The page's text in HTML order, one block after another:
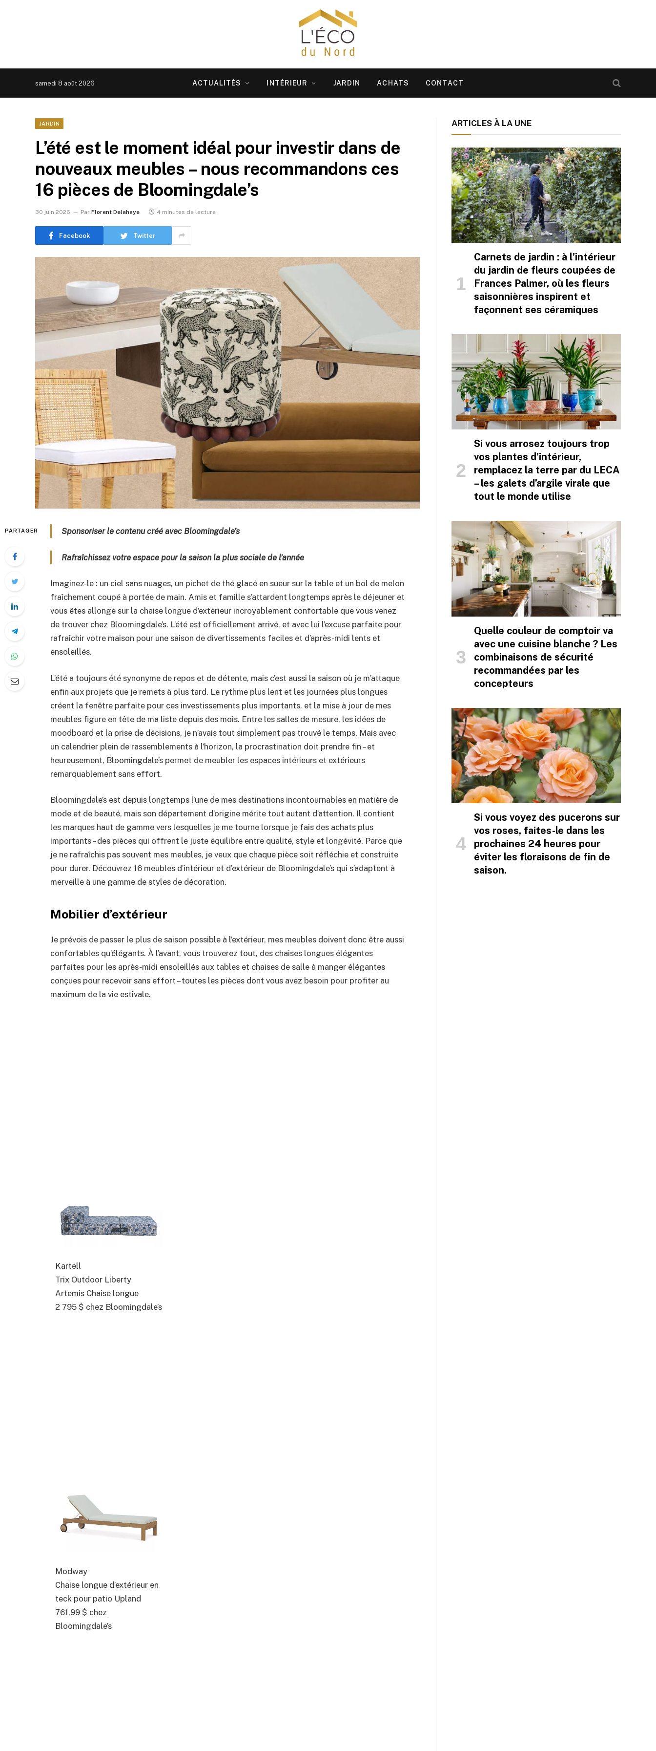
samedi 8 août 2026 ACTUALITÉS INTÉRIEUR JARDIN ACHATS CONTACT
JARDIN
L’été est le moment idéal pour investir dans de
nouveaux meubles – nous recommandons ces
16 pièces de Bloomingdale’s
30 juin 2026 Par Florent Delahaye 4 minutes de lecture
Facebook Twitter
PARTAGER Sponsoriser le contenu créé avec Bloomingdale’s
Rafraîchissez votre espace pour la saison la plus sociale de l’année
Imaginez-le : un ciel sans nuages, un pichet de thé glacé en sueur sur la table et un bol de melon
fraîchement coupé à portée de main. Amis et famille s’attardent longtemps après le déjeuner et
vous êtes allongé sur la chaise longue d’extérieur incroyablement confortable que vous venez
de trouver chez Bloomingdale’s. L’été est officiellement arrivé, et avec lui l’excuse parfaite pour
rafraîchir votre maison pour une saison de divertissements faciles et d’après-midi lents et
ensoleillés.
L’été a toujours été synonyme de repos et de détente, mais c’est aussi la saison où je m’attaque
enfin aux projets que je remets à plus tard. Le rythme plus lent et les journées plus longues
créent la fenêtre parfaite pour ces investissements plus importants, et la mise à jour de mes
meubles figure en tête de ma liste depuis des mois. Entre les salles de mesure, les idées de
moodboard et la prise de décisions, je n’avais tout simplement pas trouvé le temps. Mais avec
un calendrier plein de rassemblements à l’horizon, la procrastination doit prendre fin – et
heureusement, Bloomingdale’s permet de meubler les espaces intérieurs et extérieurs
remarquablement sans effort.
Bloomingdale’s est depuis longtemps l’une de mes destinations incontournables en matière de
mode et de beauté, mais son département d’origine mérite tout autant d’attention. Il contient
les marques haut de gamme vers lesquelles je me tourne lorsque je fais des achats plus
importants – des pièces qui offrent le juste équilibre entre qualité, style et longévité. Parce que
je ne rafraîchis pas souvent mes meubles, je veux que chaque pièce soit réfléchie et construite
pour durer. Découvrez 16 meubles d’intérieur et d’extérieur de Bloomingdale’s qui s’adaptent à
merveille à une gamme de styles de décoration.
Mobilier d’extérieur
Je prévois de passer le plus de saison possible à l’extérieur, mes meubles doivent donc être aussi
confortables qu’élégants. À l’avant, vous trouverez tout, des chaises longues élégantes
parfaites pour les après-midi ensoleillés aux tables et chaises de salle à manger élégantes
conçues pour recevoir sans effort – toutes les pièces dont vous avez besoin pour profiter au
maximum de la vie estivale.
Kartell
Trix Outdoor Liberty
Artemis Chaise longue
2 795 $ chez Bloomingdale’s
Modway
Chaise longue d’extérieur en
teck pour patio Upland
761,99 $ chez
Bloomingdale’s
ARTICLES À LA UNE
Carnets de jardin : à l’intérieur
du jardin de fleurs coupées de
Frances Palmer, où les fleurs
saisonnières inspirent et
façonnent ses céramiques
Si vous arrosez toujours trop
vos plantes d’intérieur,
remplacez la terre par du LECA
– les galets d’argile virale que
tout le monde utilise
Quelle couleur de comptoir va
avec une cuisine blanche ? Les
combinaisons de sécurité
recommandées par les
concepteurs
Si vous voyez des pucerons sur
vos roses, faites-le dans les
prochaines 24 heures pour
éviter les floraisons de fin de
saison.